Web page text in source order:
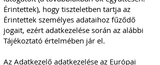
Érintettek), hogy tiszteletben tartja az
Érintettek személyes adataihoz fűződő
jogait, ezért adatkezelése során az alábbi
Tájékoztató értelmében jár el.
Az Adatkezelő adatkezelése az Európai